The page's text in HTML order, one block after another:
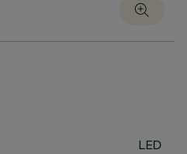
LED